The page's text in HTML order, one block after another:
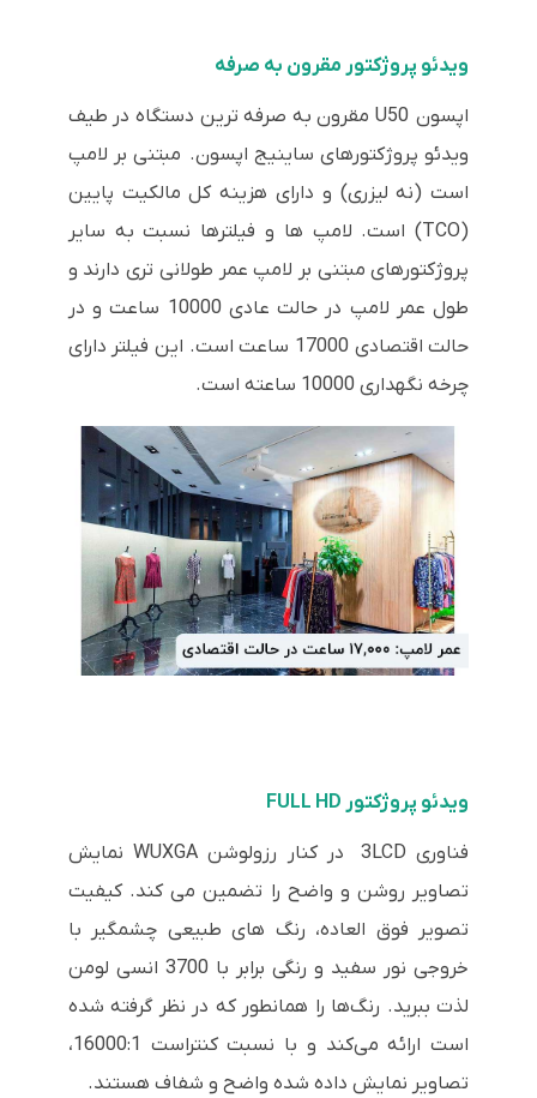
ویدئو پروژکتور مقرون به صرفه
اپسون U50 مقرون به صرفه ترین دستگاه در طیف
ویدئو پروژکتورهای ساینیج اپسون. مبتنی بر لامپ
است (نه لیزری) و دارای هزینه کل مالکیت پایین
(TCO) است. لامپ ها و فیلترها نسبت به سایر
پروژکتورهای مبتنی بر لامپ عمر طولانی تری دارند و
طول عمر لامپ در حالت عادی 10000 ساعت و در
حالت اقتصادی 17000 ساعت است. این فیلتر دارای
چرخه نگهداری 10000 ساعته است.
ویدئو پروژکتور FULL HD
فناوری 3LCD در کنار رزولوشن WUXGA نمایش
تصاویر روشن و واضح را تضمین می کند. کیفیت
تصویر فوق العاده، رنگ های طبیعی چشمگیر با
خروجی نور سفید و رنگی برابر با 3700 انسی لومن
لذت ببرید. رنگ‌ها را همانطور که در نظر گرفته شده
است ارائه می‌کند و با نسبت کنتراست 16000:1،
تصاویر نمایش داده شده واضح و شفاف هستند.